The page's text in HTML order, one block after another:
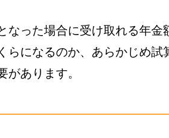
なった場合に受け取れる年
らになるのか、あらかじめ
があります。